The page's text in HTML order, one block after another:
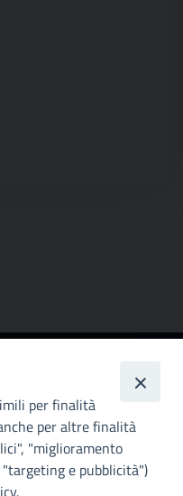
di per finalità
per altre finalità
"miglioramento
e pubblicità")